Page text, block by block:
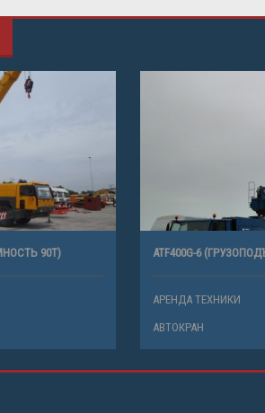
ATF400G-6 (ГРУЗОПОДЪЕМНОСТЬ 400Т)